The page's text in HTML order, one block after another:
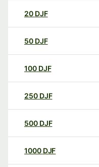
20 DJF
50 DJF
100 DJF
250 DJF
500 DJF
1000 DJF